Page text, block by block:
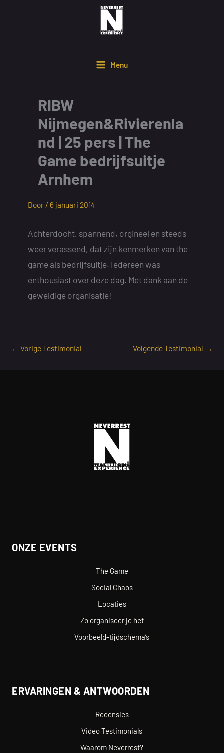
Menu
RIBW
Nijmegen&Rivierenla
nd | 25 pers | The
Game bedrijfsuitje
Arnhem
Door / 6 januari 2014
Achterdocht, spannend, orgineel en steeds
weer verassend, dat zijn kenmerken van the
game als bedrijfsuitje. Iedereen was
enthousiast over deze dag. Met dank aan de
geweldige organisatie!
← Vorige Testimonial Volgende Testimonial →
ONZE EVENTS
The Game
Social Chaos
Locaties
Zo organiseer je het
Voorbeeld-tijdschema’s
ERVARINGEN & ANTWOORDEN
Recensies
Video Testimonials
Waarom Neverrest?